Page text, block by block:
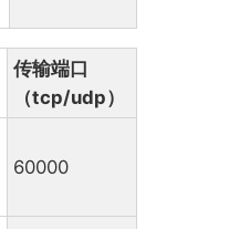
传输端口
（tcp/udp）
60000